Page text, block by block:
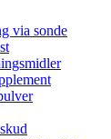
via sonde